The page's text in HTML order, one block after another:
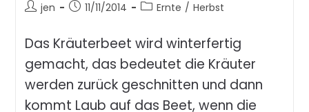
jen 11/11/2014 Ernte / Herbst
Das Kräuterbeet wird winterfertig
gemacht, das bedeutet die Kräuter
werden zurück geschnitten und dann
kommt Laub auf das Beet, wenn die